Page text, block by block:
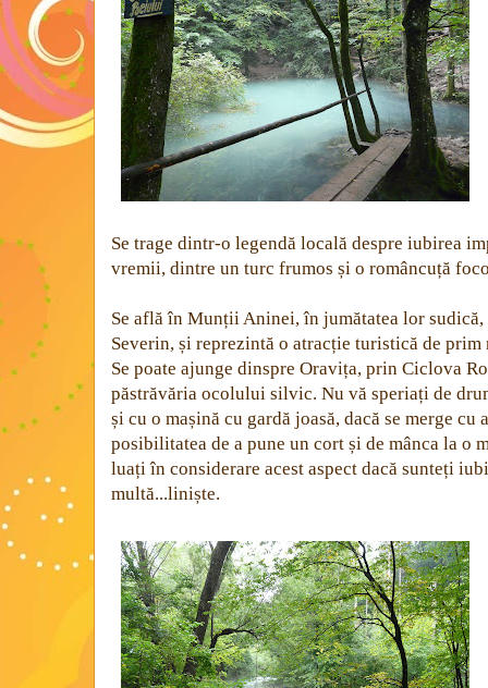
Se trage dintr-o legendă locală despre iubirea
vremii, dintre un turc frumos și o româncuță
Se află în Munții Aninei, în jumătatea lor
Severin, și reprezintă o atracție turistică de prim
Se poate ajunge dinspre Oravița, prin Ciclova
păstrăvăria ocolului silvic. Nu vă speriați de
și cu o mașină cu gardă joasă, dacă se merge
posibilitatea de a pune un cort și de mânca la o
luați în considerare acest aspect dacă sunteți
multă...liniște.